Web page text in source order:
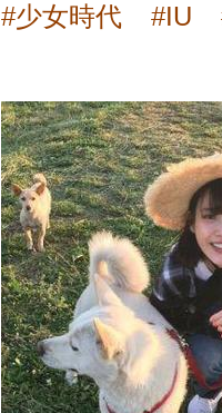
#少女時代 #IU